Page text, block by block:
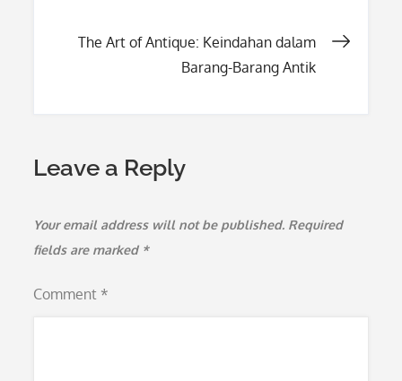
The Art of Antique: Keindahan dalam
Barang-Barang Antik
Leave a Reply
Your email address will not be published. Required
fields are marked *
Comment *